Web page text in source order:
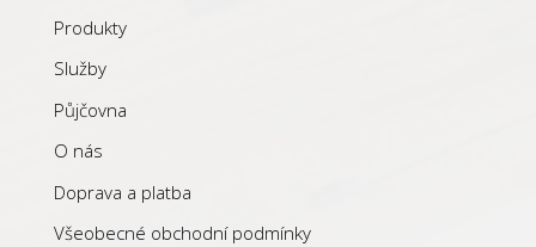
Produkty
Služby
Půjčovna
O nás
Doprava a platba
Všeobecné obchodní podmínky